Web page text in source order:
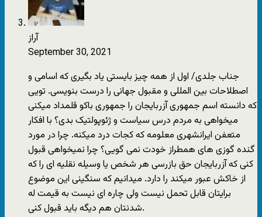
آراز
September 30, 2021
جناب جلدی/ اول از همه چیز بایستی یاد بگیری که اسامی و
اصطلاحات بین المللی و مقبول جهانی را درست بنویسی. تویی
که دانسته اسم جمهوری آزربایجان را جمهوری باکو قلمداد میکنی
میخواهی به مردم درس سیاست و ژئوپولتیک بدی؟ با افکار
متعفن ایرانشهری معلومه که کجات درد میکنه. چرا در مورد
گنده گوزی های همطراز خودت نمی گویی؟ چرا نمیخواهی قبول
کنی که آزربایجان حق بازرسی هر شخص یا وسیله نقلیه ای را که
از خاکش عبور میکند را دارد. میدانیم که سنگینی این موضوع
برایتان قابل تحمل نیست ولی چاره ای نیست به قیمت له
شدنتان هم دیگه باید قبول کنی.